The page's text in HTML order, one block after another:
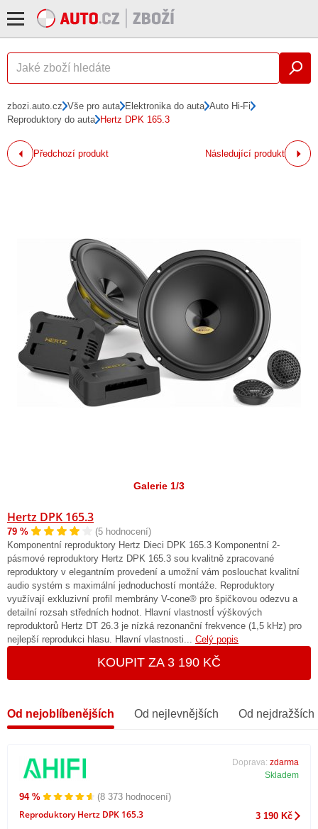
zbozi.auto.cz Vše pro auta Elektronika do auta Auto Hi-Fi
Reproduktory do auta Hertz DPK 165.3
Předchozí produkt Následující produkt
Galerie 1/3
Hertz DPK 165.3
79 %
(5 hodnocení)
Komponentní reproduktory Hertz Dieci DPK 165.3 Komponentní 2-
pásmové reproduktory Hertz DPK 165.3 sou kvalitně zpracované
reproduktory v elegantním provedení a umožní vám poslouchat kvalitní
audio systém s maximální jednoduchostí montáže. Reproduktory
využívají exkluzivní profil membrány V-cone® pro špičkovou odezvu a
detailní rozsah středních hodnot. Hlavní vlastnostÍ výškových
reproduktorů Hertz DT 26.3 je nízká rezonanční frekvence (1,5 kHz) pro
nejlepší reprodukci hlasu. Hlavní vlastnosti... Celý popis
KOUPIT ZA 3 190 KČ
Od nejoblíbenějších Od nejlevnějších Od nejdražších
94 % (8 373 hodnocení)
Reproduktory Hertz DPK 165.3
Doprava: zdarma
Skladem
3 190 Kč